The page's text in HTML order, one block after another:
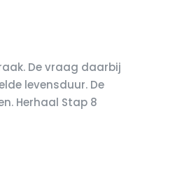
De vraag daarbij
levensduur. De
Herhaal Stap 8